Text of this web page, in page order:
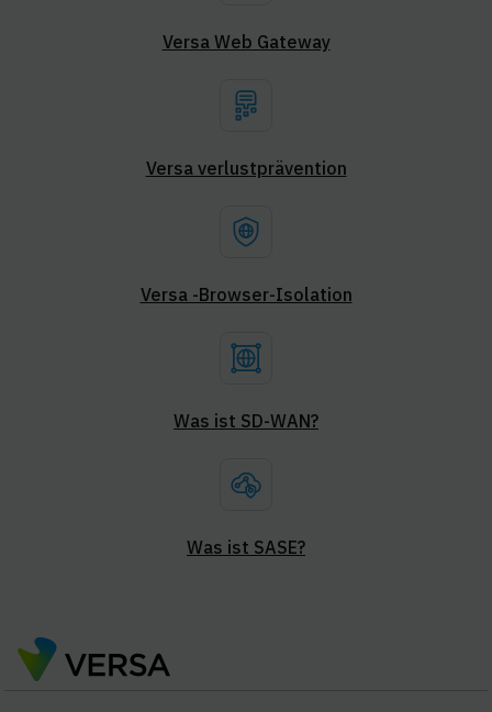
Versa Web Gateway
Versa verlustprävention
Versa -Browser-Isolation
Was ist SD-WAN?
Was ist SASE?